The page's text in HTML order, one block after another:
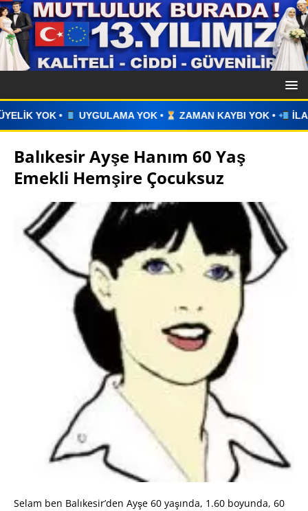
YOK • ZAMAN KAYBI YOK • İLAN VERİN • WHATSAPP
Balıkesir Ayşe Hanım 60 Yaş
Emekli Hemşire Çocuksuz
Selam ben Balıkesir’den Ayşe 60 yaşında, 1.60 boyunda, 60